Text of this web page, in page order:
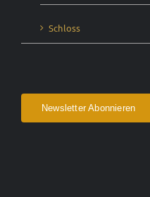
Schloss
Newsletter Abonnieren